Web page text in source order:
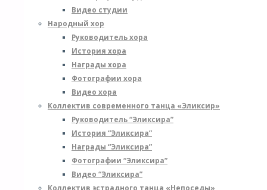
Видео студии
Народный хор
Руководитель хора
История хора
Награды хора
Фотографии хора
Видео хора
Коллектив современного танца «Эликсир»
Руководитель “Эликсира”
История “Эликсира”
Награды “Эликсира”
Фотографии “Эликсира”
Видео “Эликсира”
Коллектив эстрадного танца «Непоседы»